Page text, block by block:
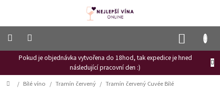
Pokud je objednávka vytvořena do 18hod, tak expedice je hned
následující pracovní den :)
Frizzante
Růžové
vínoDomů
/ Bílé víno / Tramín červený / Tramín červený Cuvée Bílé